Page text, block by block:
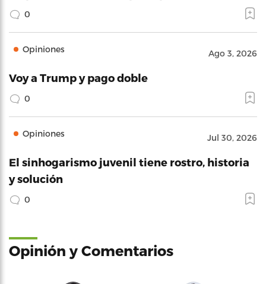
0
Opiniones Ago 3, 2026
Voy a Trump y pago doble
0
Opiniones Jul 30, 2026
El sinhogarismo juvenil tiene rostro, historia
y solución
0
Opinión y Comentarios